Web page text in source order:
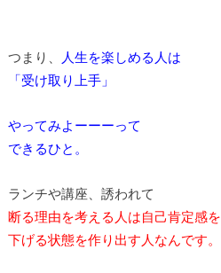
つまり、
人生を楽しめる人は
「受け取り上手」
やってみよーーーって
できるひと。
ランチや講座、誘われて
断る理由を考える人は自己肯定感を
下げる状態を作り出す人なんです。